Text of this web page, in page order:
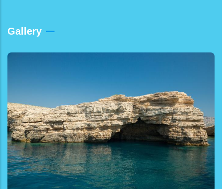
Gallery